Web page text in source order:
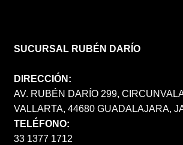
SUCURSAL RUBÉN DARÍO
DIRECCIÓN:
AV. RUBÉN DARÍO 299,
VALLARTA, 44680 GUADALAJARA,
TELÉFONO:
33 1377 1712